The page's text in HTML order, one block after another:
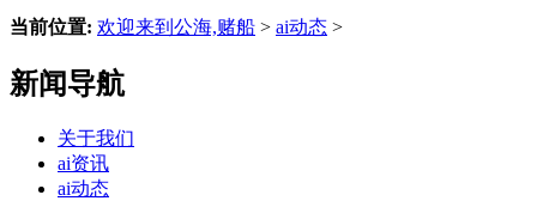
当前位置: 欢迎来到公海,赌船 > ai动态 >
新闻导航
关于我们
ai资讯
ai动态